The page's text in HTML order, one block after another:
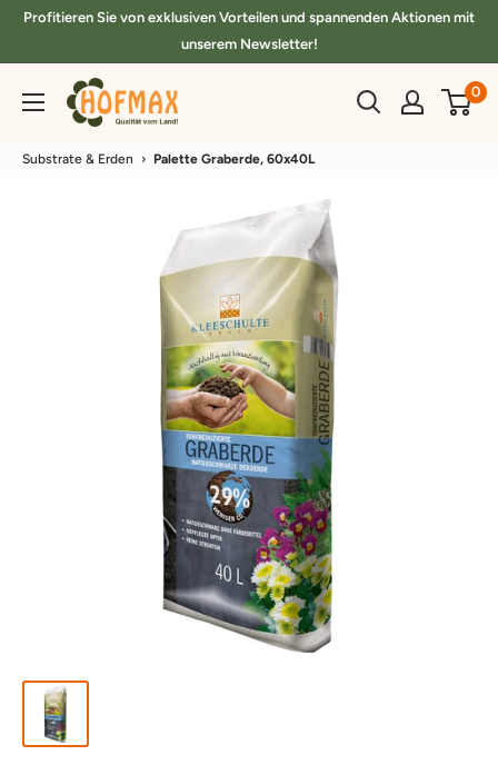
DirektProfitieren Sie von exklusiven Vorteilen und spannenden Aktionen mit
unserem Newsletter!
hofmax.de 0
Substrate & Erden › Palette Graberde, 60x40L